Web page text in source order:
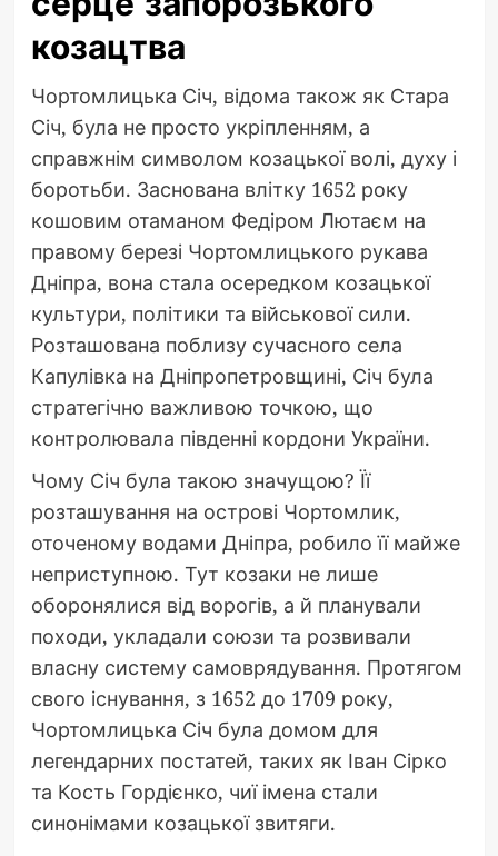
козацтва
Чортомлицька Січ, відома також як Стара
Січ, була не просто укріпленням, а
справжнім символом козацької волі, духу і
боротьби. Заснована влітку 1652 року
кошовим отаманом Федіром Лютаєм на
правому березі Чортомлицького рукава
Дніпра, вона стала осередком козацької
культури, політики та військової сили.
Розташована поблизу сучасного села
Капулівка на Дніпропетровщині, Січ була
стратегічно важливою точкою, що
контролювала південні кордони України.
Чому Січ була такою значущою? Її
розташування на острові Чортомлик,
оточеному водами Дніпра, робило її майже
неприступною. Тут козаки не лише
оборонялися від ворогів, а й планували
походи, укладали союзи та розвивали
власну систему самоврядування. Протягом
свого існування, з 1652 до 1709 року,
Чортомлицька Січ була домом для
легендарних постатей, таких як Іван Сірко
та Кость Гордієнко, чиї імена стали
синонімами козацької звитяги.